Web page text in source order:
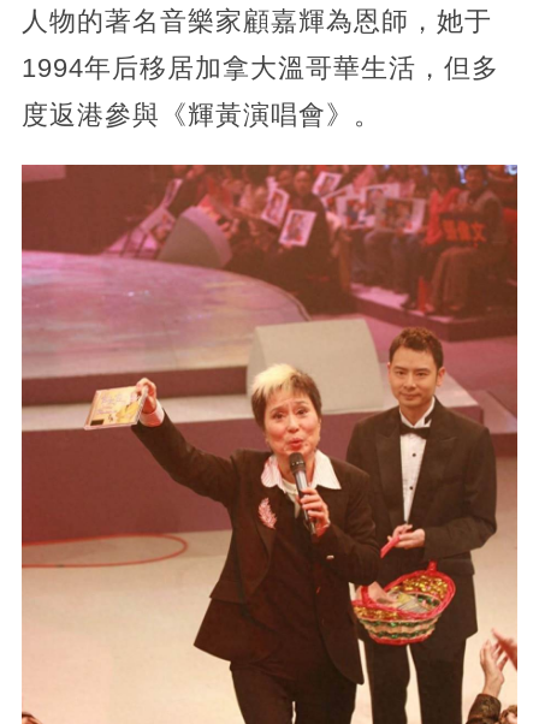
人物的著名音樂家顧嘉輝為恩師，她于
1994年后移居加拿大溫哥華生活，但多
度返港參與《輝黃演唱會》。